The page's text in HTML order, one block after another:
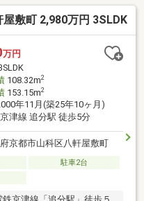
境です♪防音室もあり楽器
備も新調しております！
3年～令和5年迄玄関廻
2Ｆ床の間の内壁塗り替え
器2台新調／エアコン新調
換気扇新調
敷町 2,980万円 3SLDK
万円
108.32m2
153.15m2
年11月(築25年10ヶ月)
津線 追分駅 徒歩5分
京都市山科区八軒屋敷町
駐車2台